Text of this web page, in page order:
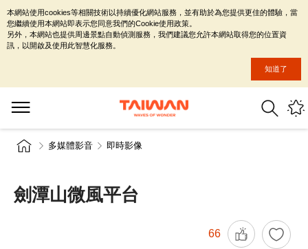
多媒體影音 即時影像
劍潭山微風平台
66
本網站使用cookies等相關技術以持續優化網站服務，並有助於為您提供更佳的體驗，當
您繼續使用本網站即表示您同意我們的Cookie使用政策。
另外，本網站也提供周邊景點自動偵測服務，我們建議您允許本網站取得您的位置資
訊，以開啟及使用此智慧化服務。
知道了